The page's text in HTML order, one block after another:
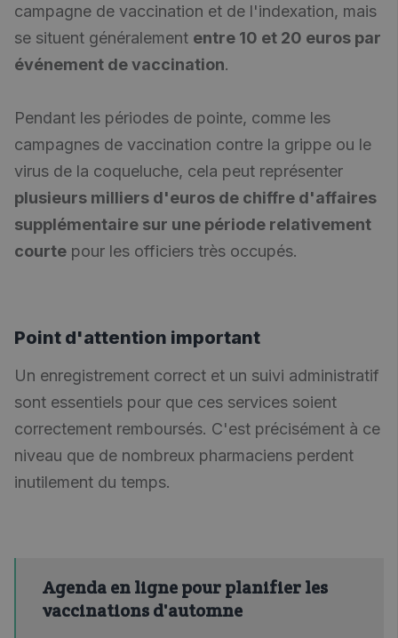
campagne de vaccination et de l'indexation, mais
se situent généralement entre 10 et 20 euros par
événement de vaccination.
Pendant les périodes de pointe, comme les
campagnes de vaccination contre la grippe ou le
virus de la coqueluche, cela peut représenter
plusieurs milliers d'euros de chiffre d'affaires
supplémentaire sur une période relativement
courte pour les officiers très occupés.
Point d'attention important
Un enregistrement correct et un suivi administratif
sont essentiels pour que ces services soient
correctement remboursés. C'est précisément à ce
niveau que de nombreux pharmaciens perdent
inutilement du temps.
Agenda en ligne pour planifier les
vaccinations d'automne